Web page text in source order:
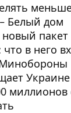
Белый дом
в него
Украине
миллионов